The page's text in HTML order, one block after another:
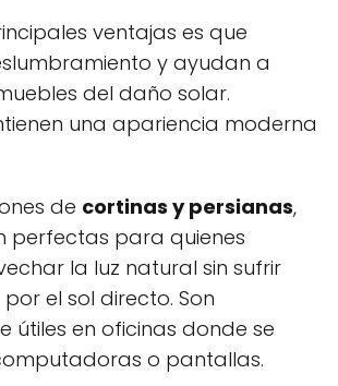
ventajas es que
y ayudan a
del daño solar.
una apariencia moderna
de cortinas y persianas,
perfectas para quienes
la luz natural sin sufrir
el sol directo. Son
útiles en oficinas donde se
o pantallas.